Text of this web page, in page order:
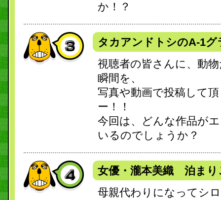
か！？
タカアンドトシのA-1グ
視聴者の皆さんに、動
瞬間を、
写真や動画で投稿して
ー！！
今回は、どんな作品が
いるのでしょうか？
女優・瀧本美織 泊まり
母親代わりになってシ